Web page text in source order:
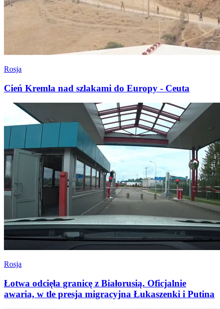
Rosja
Cień Kremla nad szlakami do Europy - Ceuta
Rosja
Łotwa odcięła granicę z Białorusią. Oficjalnie
awaria, w tle presja migracyjna Łukaszenki i Putina